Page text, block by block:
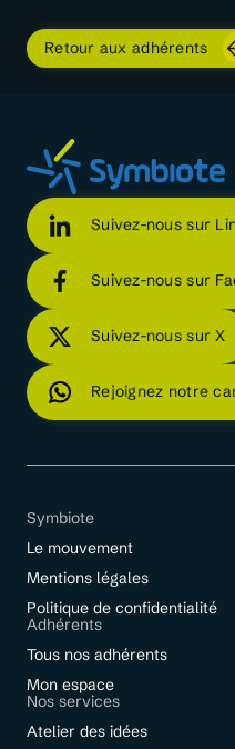
Retour aux adhérents
Suivez-nous sur
Suivez-nous sur
Suivez-nous sur X
Rejoignez notre
Symbiote
Le mouvement
Mentions légales
Politique de confidentialité
Adhérents
Tous nos adhérents
Mon espace
Nos services
Atelier des idées